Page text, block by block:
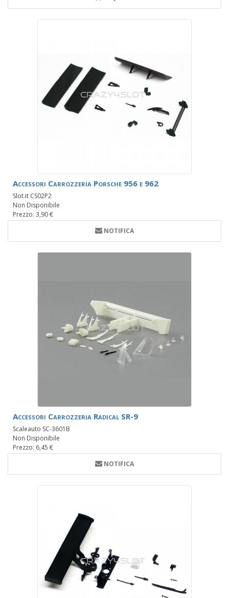
Accessori Carrozzeria Porsche 956 e 962
Slot.it CS02P2
Non Disponibile
Prezzo: 3,90 €
NOTIFICA
Accessori Carrozzeria Radical SR-9
Scaleauto SC-3601B
Non Disponibile
Prezzo: 6,45 €
NOTIFICA